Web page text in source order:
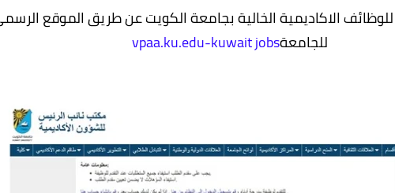
للوظائف الاكاديمية الخالية بجامعة الكويت عن طريق الموقع
للجامعة
vpaa.ku.edu-kuwait jobs